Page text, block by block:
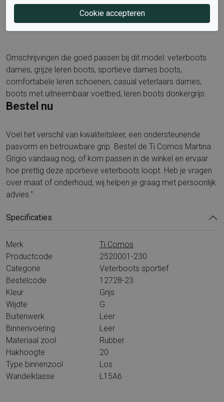
Ontdek meer stijlvolle modellen op de merkpagina van
Comosen vind jouw perfecte match.
Omschrijvingen die goed passen bij dit model: veterboots
dames, grijze leren boots, sportieve dames boots,
comfortabele leren schoenen, casual veterlaars dames,
boots met uitneembaar voetbed, leren boots donkergrijs.
Bestel nu
Voel het verschil van kwaliteitsleer, een ondersteunende
pasvorm en betrouwbare grip. Bestel de Ti Comos Martina
Grigio vandaag nog, of kom passen in de winkel en ervaar
hoe prettig deze sportieve veterboots loopt. Heb je vragen
over maat of onderhoud, wij helpen je graag met persoonlijk
advies."
Specificaties
Merk
Ti Comos
Productcode
2520001-230
Categorie
Veterboots sportief
Bestelcode
12728-23
Kleur
Grijs
Wijdte
G
Buitenwerk
Leer
Binnenvoering
Leer
Materiaal zool
Rubber
Hakhoogte
20
Type binnenzool
Los
Wandelklasse
L15A6